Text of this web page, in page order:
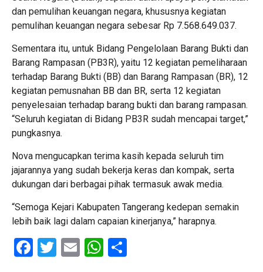
dan pemulihan keuangan negara, khususnya kegiatan
pemulihan keuangan negara sebesar Rp 7.568.649.037.
Sementara itu, untuk Bidang Pengelolaan Barang Bukti dan
Barang Rampasan (PB3R), yaitu 12 kegiatan pemeliharaan
terhadap Barang Bukti (BB) dan Barang Rampasan (BR), 12
kegiatan pemusnahan BB dan BR, serta 12 kegiatan
penyelesaian terhadap barang bukti dan barang rampasan.
“Seluruh kegiatan di Bidang PB3R sudah mencapai target,”
pungkasnya.
Nova mengucapkan terima kasih kepada seluruh tim
jajarannya yang sudah bekerja keras dan kompak, serta
dukungan dari berbagai pihak termasuk awak media.
“Semoga Kejari Kabupaten Tangerang kedepan semakin
lebih baik lagi dalam capaian kinerjanya,” harapnya.
Facebook
Twitter
EmailWhatsApp